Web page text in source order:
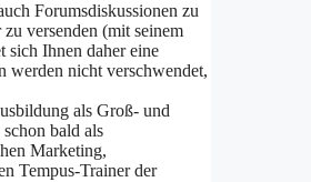
Forumsdiskussionen zu
versenden (mit seinem
sich Ihnen daher eine
werden nicht verschwendet,
als Groß- und
bald als
Marketing,
Tempus-Trainer der